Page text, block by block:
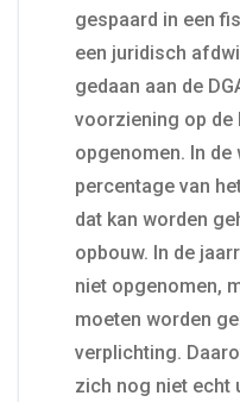
gespaard in een
een juridisch
gedaan aan de
voorziening op de
opgenomen. In de
percentage van
dat kan worden
opbouw. In de
niet opgenomen,
moeten worden
verplichting.
zich nog niet echt